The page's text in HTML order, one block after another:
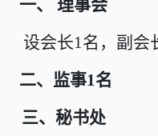
一、 理事会
设会长1名，副会
二、监事1名
三、秘书处